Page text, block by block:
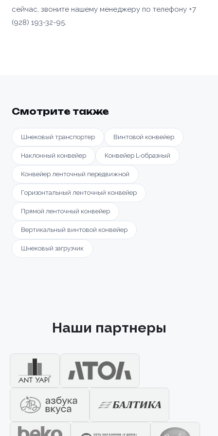
сейчас, звоните нашему менеджеру по телефону +7
(928) 193-32-95.
Смотрите также
Шнековый транспортер Винтовой конвейер
Наклонный конвейер Конвейер L-образный
Конвейер ленточный передвижной
Горизонтальный ленточный конвейер
Прямой ленточный конвейер
Вертикальный винтовой конвейер
Шнековый загрузчик
Наши партнеры